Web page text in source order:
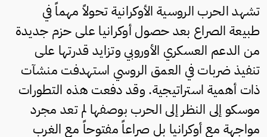
تشهد الحرب الروسية الأوكرانية تحولاً مهماً في
طبيعة الصراع بعد حصول أوكرانيا على حزم جديدة
من الدعم العسكري الأوروبي وتزايد قدرتها على
تنفيذ ضربات في العمق الروسي استهدفت منشآت
ذات أهمية استراتيجية. وقد دفعت هذه التطورات
موسكو إلى النظر إلى الحرب بوصفها لم تعد مجرد
مواجهة مع أوكرانيا بل صراعاً مفتوحاً مع الغرب